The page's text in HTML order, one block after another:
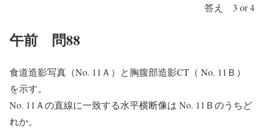
答え 3 or 4
午前 問88
食道造影写真（No. 11Ａ）と胸腹部造影CT（ No. 11Ｂ）
を示す。
No. 11Ａの直線に一致する水平横断像は No. 11Ｂのうちど
れか。